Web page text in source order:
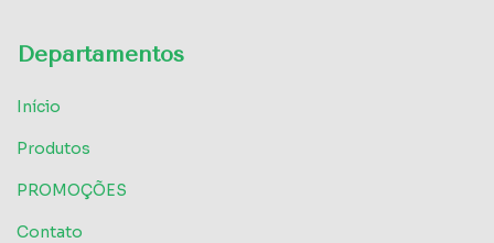
Departamentos
Início
Produtos
PROMOÇÕES
Contato